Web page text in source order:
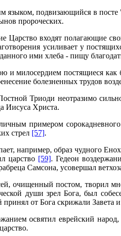
языком, подвизающийся в
пророческих.
входят полагающие
усиливает у
ими хлеба - пищу
и милосердием постящиеся как
болезненных трудов
Триоди неотразимо
Иисуса Христа.
примером
стрел [57].
например, образ чудного
царство [59]. Гедеон
Самсона, усовершал
очищенный постом, творил
души зрел Бога, был
от Бога скрижали Завета
освятил еврейский